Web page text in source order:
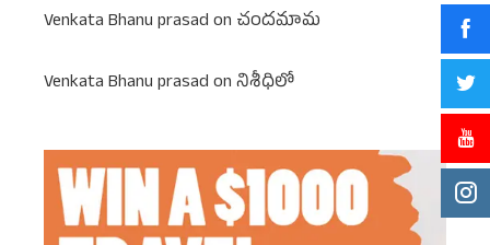
Venkata Bhanu prasad on చందమామ
Venkata Bhanu prasad on నిశీధిలో